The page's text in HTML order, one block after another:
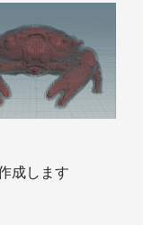
成します